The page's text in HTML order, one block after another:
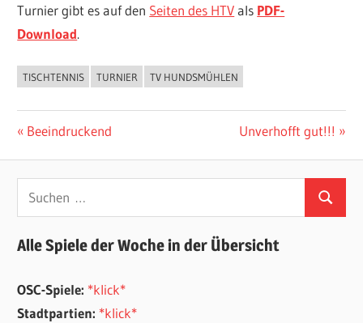
Turnier gibt es auf den Seiten des HTVals PDF-
Download.
ALLGEMEIN
TISCHTENNIS TURNIER TV HUNDSMÜHLEN
Beitragsnavigation
Vorheriger
Beeindruckend
Nächster
Unverhofft gut!!!
Suchen
nach:
Suchen
Alle Spiele der Woche in der Übersicht
OSC-Spiele: *klick*
Stadtpartien: *klick*